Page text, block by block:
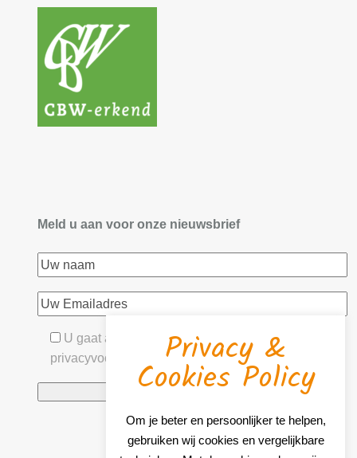
Meld u aan voor onze nieuwsbrief
U gaat akkoord met onze algemene- &
privacyvoorwaarden Privacy &
Cookies Policy
Om je beter en persoonlijker te helpen,
gebruiken wij cookies en vergelijkbare